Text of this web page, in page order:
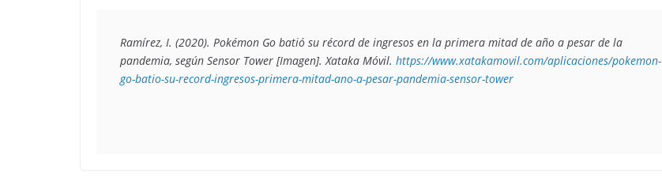
Ramírez, I. (2020). Pokémon Go batió su récord de ingresos en la primera mitad de año a pesar de la
pandemia, según Sensor Tower [Imagen]. Xataka Móvil. https://www.xatakamovil.com/aplicaciones/pokemon-
go-batio-su-record-ingresos-primera-mitad-ano-a-pesar-pandemia-sensor-tower